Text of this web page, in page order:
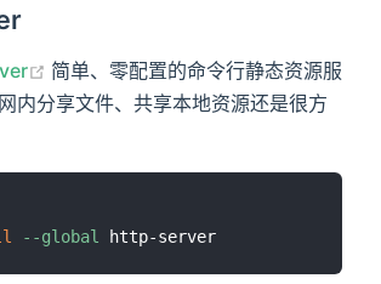
(opens new window)
简单、零配置的命令行静态资源服
内分享文件、共享本地资源还是很方
--global